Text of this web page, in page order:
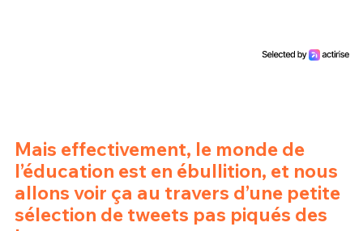
Mais effectivement, le monde de
l’éducation est en ébullition, et nous
allons voir ça au travers d’une petite
sélection de tweets pas piqués des